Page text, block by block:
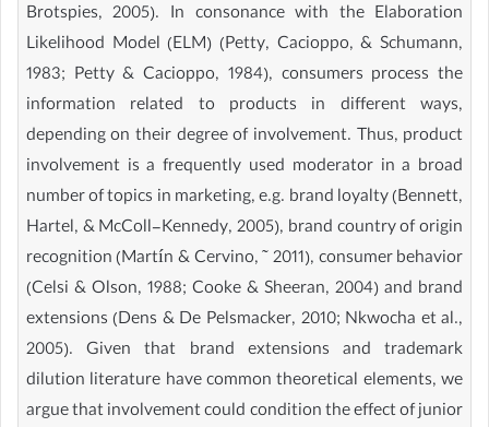
Brotspies, 2005). In consonance with the Elaboration
Likelihood Model (ELM) (Petty, Cacioppo, & Schumann,
1983; Petty & Cacioppo, 1984), consumers process the
information related to products in different ways,
depending on their degree of involvement. Thus, product
involvement is a frequently used moderator in a broad
number of topics in marketing, e.g. brand loyalty (Bennett,
Hartel, & McColl-Kennedy, 2005), brand country of origin
recognition (Martín & Cervino, ˜ 2011), consumer behavior
(Celsi & Olson, 1988; Cooke & Sheeran, 2004) and brand
extensions (Dens & De Pelsmacker, 2010; Nkwocha et al.,
2005). Given that brand extensions and trademark
dilution literature have common theoretical elements, we
argue that involvement could condition the effect of junior